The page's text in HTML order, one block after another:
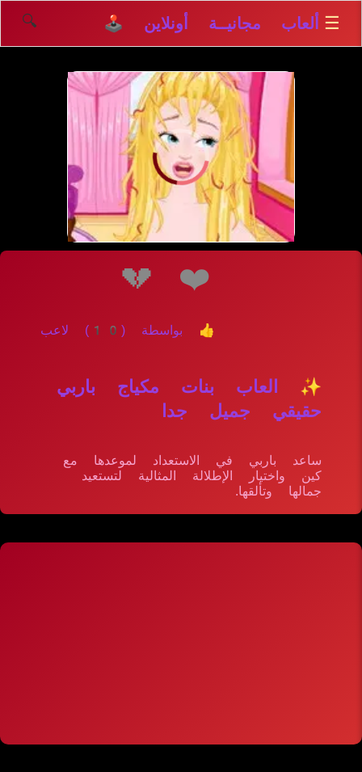
☰ ألعاب مجانيــة أونلاين 🕹️ 🔍
إلعــــب
❤️
💔
👍 بواسطة (10) لاعب
✨ العاب بنات مكياج باربي
حقيقي جميل جدا
ساعد باربي في الاستعداد لموعدها مع
كين واختيار الإطلالة المثالية لتستعيد
جمالها وتألقها.